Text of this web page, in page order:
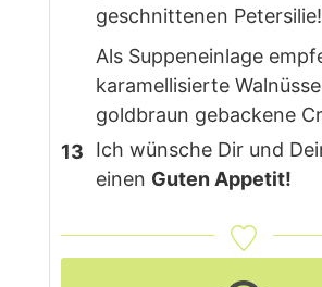
geschnittenen Petersilie!
Als Suppeneinlage
karamellisierte
goldbraun gebackene
Ich wünsche Dir und
einen Guten Appetit!